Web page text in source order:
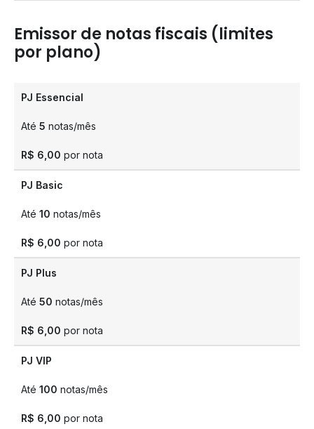
Emissor de notas fiscais (limites
por plano)
PJ Essencial
Até 5 notas/mês
R$ 6,00 por nota
PJ Basic
Até 10 notas/mês
R$ 6,00 por nota
PJ Plus
Até 50 notas/mês
R$ 6,00 por nota
PJ VIP
Até 100 notas/mês
R$ 6,00 por nota